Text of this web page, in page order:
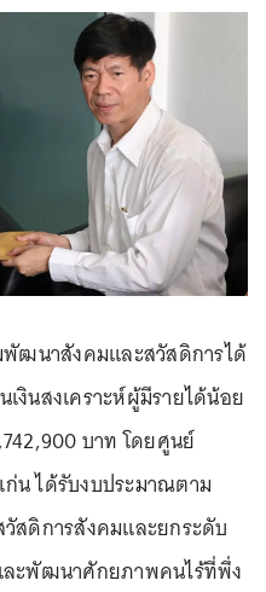
ฒนาสังคมและสวัสดิการได้
งินสงเคราะห์ผู้มีรายได้น้อย
บาท โดยศูนย์
น ได้รับงบประมาณตาม
สดิการสังคมและยกระดับ
ละพัฒนาศักยภาพคนไร้ที่พึ่ง